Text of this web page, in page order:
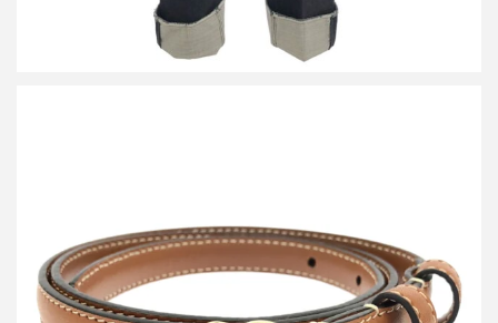
セリーヌ トリオンフレザーベルト 13mm